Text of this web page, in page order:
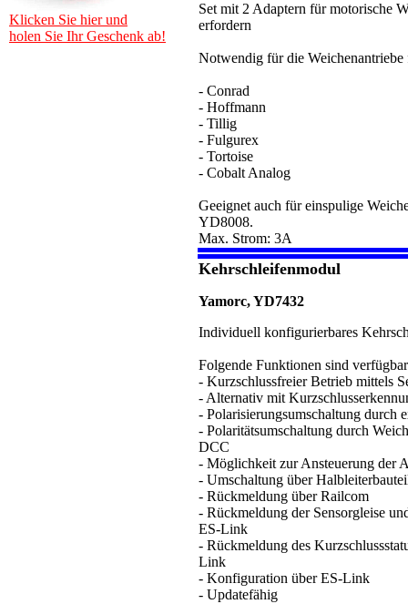
Klicken Sie hier und
holen Sie Ihr Geschenk ab!
Set mit 2 Adaptern für motorische
erfordern
Notwendig für die
- Conrad
- Hoffmann
- Tillig
- Fulgurex
- Tortoise
- Cobalt Analog
Geeignet auch für einspulige
YD8008.
Max. Strom: 3A
Kehrschleifenmodul
Yamorc, YD7432
Individuell konfigurierbares
Folgende Funktionen sind
- Kurzschlussfreier Betrieb mittels
- Alternativ mit
- Polarisierungsumschaltung durch
- Polaritätsumschaltung durch
DCC
- Möglichkeit zur Ansteuerung der
- Umschaltung über
- Rückmeldung über Railcom
- Rückmeldung der Sensorgleise
ES-Link
- Rückmeldung des
Link
- Konfiguration über ES-Link
- Updatefähig